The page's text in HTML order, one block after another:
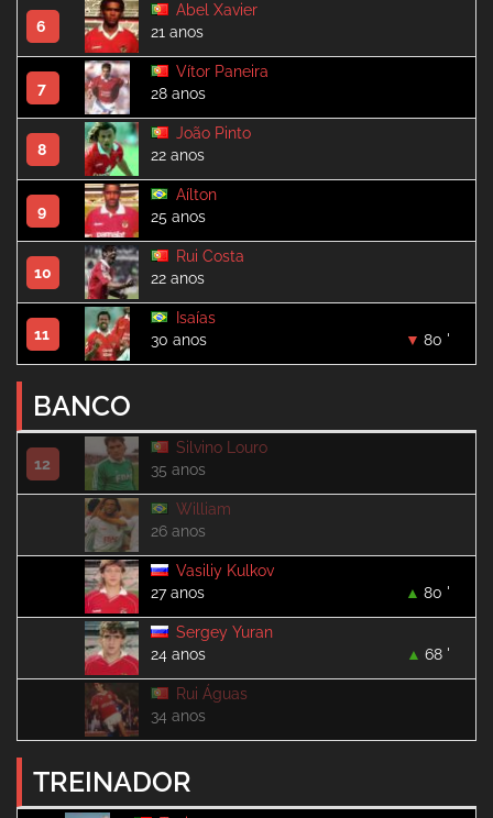
6
Abel Xavier
21 anos
7
Vítor Paneira
28 anos
8
João Pinto
22 anos
9
Aílton
25 anos
10
Rui Costa
22 anos
11
Isaías
30 anos
80 '
BANCO
12
Silvino Louro
35 anos
William
26 anos
Vasiliy Kulkov
27 anos
80 '
Sergey Yuran
24 anos
68 '
Rui Águas
34 anos
TREINADOR